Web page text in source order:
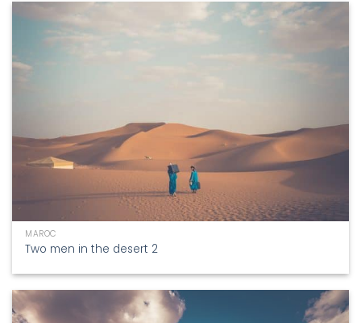
MAROC
Two men in the desert 2